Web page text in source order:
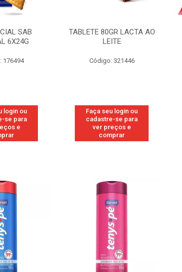
SAB
6X24G
176494
login ou
se para
e
TABLETE 80GR LACTA AO
LEITE
Código: 321446
Faça seu login ou
cadastre-se para
ver preços e
comprar